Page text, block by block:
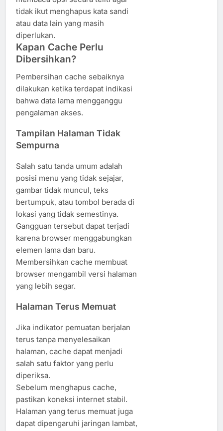
tidak ikut menghapus kata sandi
atau data lain yang masih
diperlukan.
Kapan Cache Perlu
Dibersihkan?
Pembersihan cache sebaiknya
dilakukan ketika terdapat indikasi
bahwa data lama mengganggu
pengalaman akses.
Tampilan Halaman Tidak
Sempurna
Salah satu tanda umum adalah
posisi menu yang tidak sejajar,
gambar tidak muncul, teks
bertumpuk, atau tombol berada di
lokasi yang tidak semestinya.
Gangguan tersebut dapat terjadi
karena browser menggabungkan
elemen lama dan baru.
Membersihkan cache membuat
browser mengambil versi halaman
yang lebih segar.
Halaman Terus Memuat
Jika indikator pemuatan berjalan
terus tanpa menyelesaikan
halaman, cache dapat menjadi
salah satu faktor yang perlu
diperiksa.
Sebelum menghapus cache,
pastikan koneksi internet stabil.
Halaman yang terus memuat juga
dapat dipengaruhi jaringan lambat,